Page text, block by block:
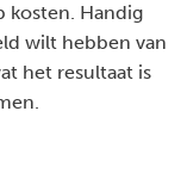
kosten. Handig
wilt hebben van
het resultaat is